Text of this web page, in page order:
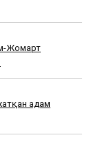
Жомарт
адам